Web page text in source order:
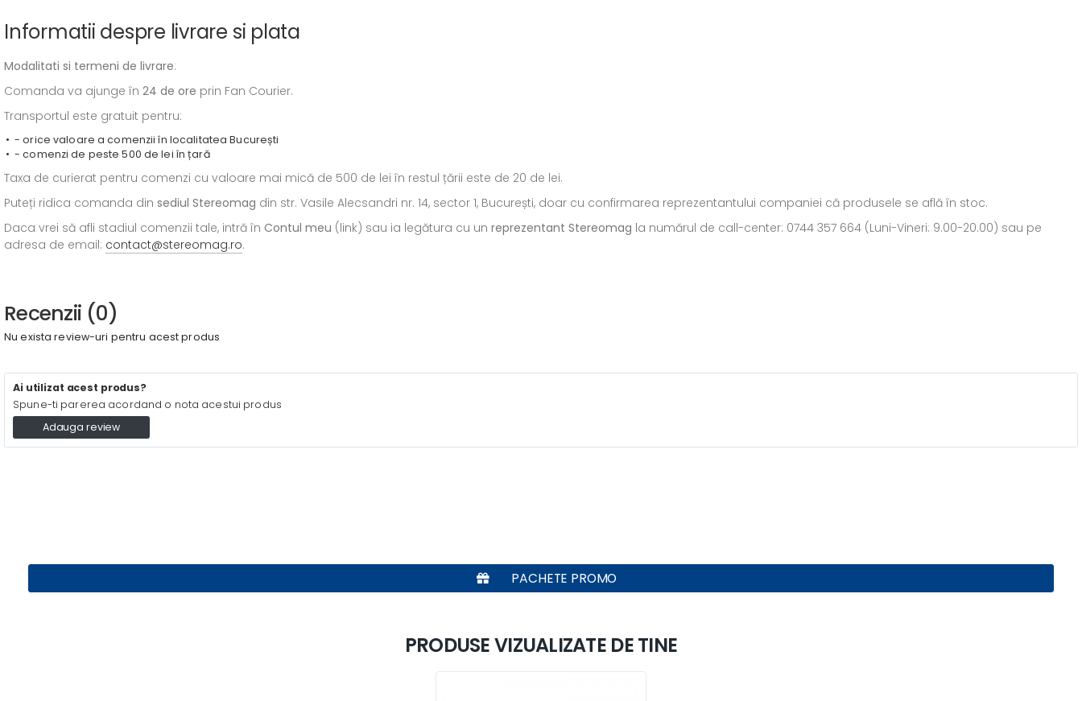
Informatii despre livrare si plata
Modalitati si termeni de livrare:
Comanda va ajunge în 24 de ore prin Fan Courier.
Transportul este gratuit pentru:
- orice valoare a comenzii în localitatea București
- comenzi de peste 500 de lei în țară
Taxa de curierat pentru comenzi cu valoare mai mică de 500 de lei în restul țării este de 20 de lei.
Puteți ridica comanda din sediul Stereomag din str. Vasile Alecsandri nr. 14, sector 1, București, doar cu confirmarea reprezentantului companiei că produsele se află în stoc.
Daca vrei să afli stadiul comenzii tale, intră în Contul meu (link) sau ia legătura cu un reprezentant Stereomag la numărul de call-center: 0744 357 664 (Luni-Vineri: 9.00-20.00) sau pe
adresa de email: contact@stereomag.ro.
Recenzii (0)
Nu exista review-uri pentru acest produs
Ai utilizat acest produs?
Spune-ti parerea acordand o nota acestui produs
Adauga review
PACHETE PROMO
PRODUSE VIZUALIZATE DE TINE